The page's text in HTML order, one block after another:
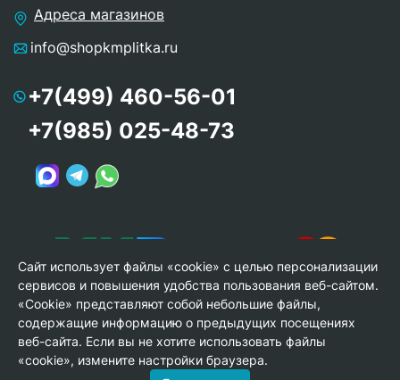
Адреса магазинов
info@shopkmplitka.ru
+7(499) 460-56-01
+7(985) 025-48-73
© Copyright 2013-2026 KERAMA MARAZZI, ООО «Гамма
Керамика»
Сайт использует файлы «cookie» с целью персонализации
сервисов и повышения удобства пользования веб-сайтом.
«Cookie» представляют собой небольшие файлы,
содержащие информацию о предыдущих посещениях
веб-сайта. Если вы не хотите использовать файлы
«cookie», измените настройки браузера.